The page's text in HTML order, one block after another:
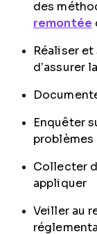
des
remontée
Réaliser
d’assurer
Enquêter
problèmes
Collecter
appliquer
Veiller au